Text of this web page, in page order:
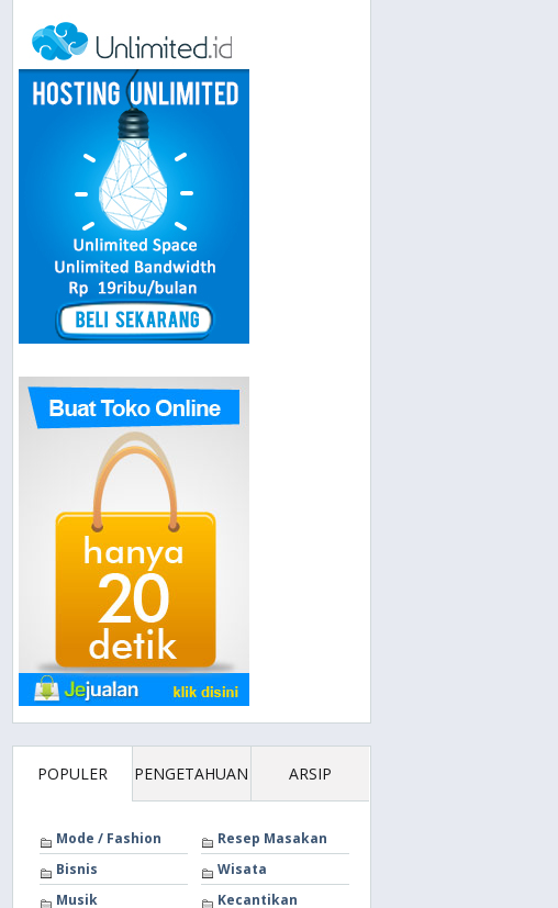
POPULER PENGETAHUAN ARSIP
Mode / Fashion
Resep Masakan
Bisnis
Wisata
Musik
Kecantikan